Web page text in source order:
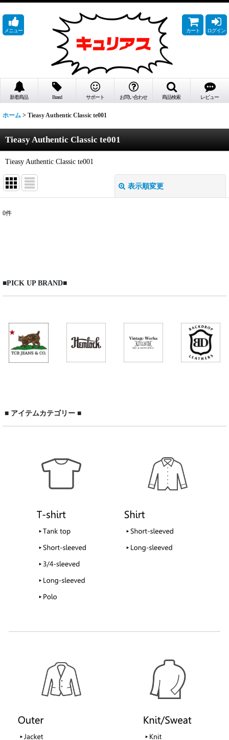
メニュー カート ログイン
新着商品 Brand サポート お問い合わせ 商品検索 レビュー
ホーム > Tieasy Authentic Classic te001
Tieasy Authentic Classic te001
Tieasy Authentic Classic te001
表示順変更
絞り込む
0件
■PICK UP BRAND■
■ アイテムカテゴリー ■